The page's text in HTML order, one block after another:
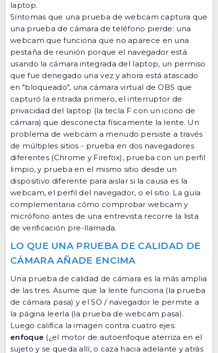
laptop.
Síntomas que una prueba de webcam captura que
una prueba de cámara de teléfono pierde: una
webcam que funciona que no aparece en una
pestaña de reunión porque el navegador está
usando la cámara integrada del laptop, un permiso
que fue denegado una vez y ahora está atascado
en "bloqueado", una cámara virtual de OBS que
capturó la entrada primero, el interruptor de
privacidad del laptop (la tecla F con un icono de
cámara) que desconecta físicamente la lente. Un
problema de webcam a menudo persiste a través
de múltiples sitios - prueba en dos navegadores
diferentes (Chrome y Firefox), prueba con un perfil
limpio, y prueba en el mismo sitio desde un
dispositivo diferente para aislar si la causa es la
webcam, el perfil del navegador, o el sitio. La guía
complementaria cómo comprobar webcam y
micrófono antes de una entrevista recorre la lista
de verificación pre-llamada.
LO QUE UNA PRUEBA DE CALIDAD DE
CÁMARA AÑADE ENCIMA
Una prueba de calidad de cámara es la más amplia
de las tres. Asume que la lente funciona (la prueba
de cámara pasa) y el SO / navegador le permite a
la página leerla (la prueba de webcam pasa).
Luego califica la imagen contra cuatro ejes:
enfoque (¿el motor de autoenfoque aterriza en el
sujeto y se queda allí, o caza hacia adelante y atrás